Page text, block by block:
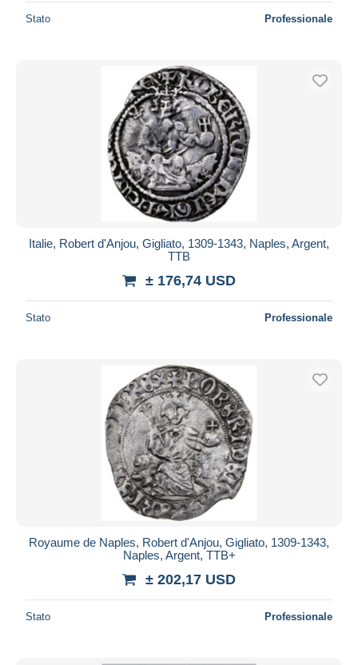
Stato Professionale
Italie, Robert d'Anjou, Gigliato, 1309-1343, Naples, Argent,
TTB
± 176,74 USD
Stato Professionale
Royaume de Naples, Robert d'Anjou, Gigliato, 1309-1343,
Naples, Argent, TTB+
± 202,17 USD
Stato Professionale